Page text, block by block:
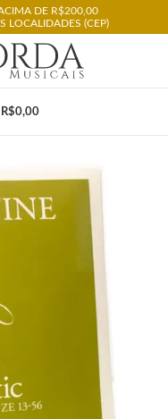
DE R$200,00
LOCALIDADES (CEP)
R$0,00